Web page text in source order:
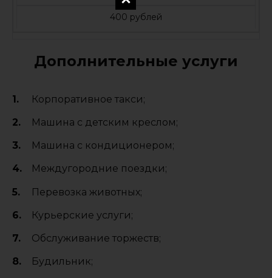
400 рублей
Дополнительные услуги
Корпоративное такси;
Машина с детским креслом;
Машина с кондиционером;
Междугородние поездки;
Перевозка животных;
Курьерские услуги;
Обслуживание торжеств;
Будильник;